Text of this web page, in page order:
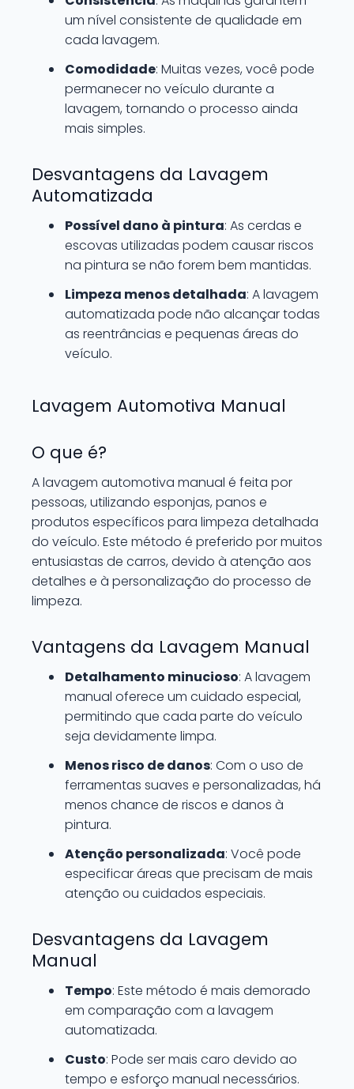
um nível consistente de qualidade em
cada lavagem.
Comodidade: Muitas vezes, você pode
permanecer no veículo durante a
lavagem, tornando o processo ainda
mais simples.
Desvantagens da Lavagem
Automatizada
Possível dano à pintura: As cerdas e
escovas utilizadas podem causar riscos
na pintura se não forem bem mantidas.
Limpeza menos detalhada: A lavagem
automatizada pode não alcançar todas
as reentrâncias e pequenas áreas do
veículo.
Lavagem Automotiva Manual
O que é?
A lavagem automotiva manual é feita por
pessoas, utilizando esponjas, panos e
produtos específicos para limpeza detalhada
do veículo. Este método é preferido por muitos
entusiastas de carros, devido à atenção aos
detalhes e à personalização do processo de
limpeza.
Vantagens da Lavagem Manual
Detalhamento minucioso: A lavagem
manual oferece um cuidado especial,
permitindo que cada parte do veículo
seja devidamente limpa.
Menos risco de danos: Com o uso de
ferramentas suaves e personalizadas, há
menos chance de riscos e danos à
pintura.
Atenção personalizada: Você pode
especificar áreas que precisam de mais
atenção ou cuidados especiais.
Desvantagens da Lavagem
Manual
Tempo: Este método é mais demorado
em comparação com a lavagem
automatizada.
Custo: Pode ser mais caro devido ao
tempo e esforço manual necessários.